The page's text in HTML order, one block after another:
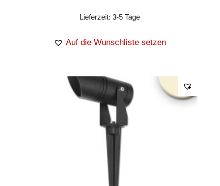
Lieferzeit:3-5 Tage
Auf die Wunschliste setzen